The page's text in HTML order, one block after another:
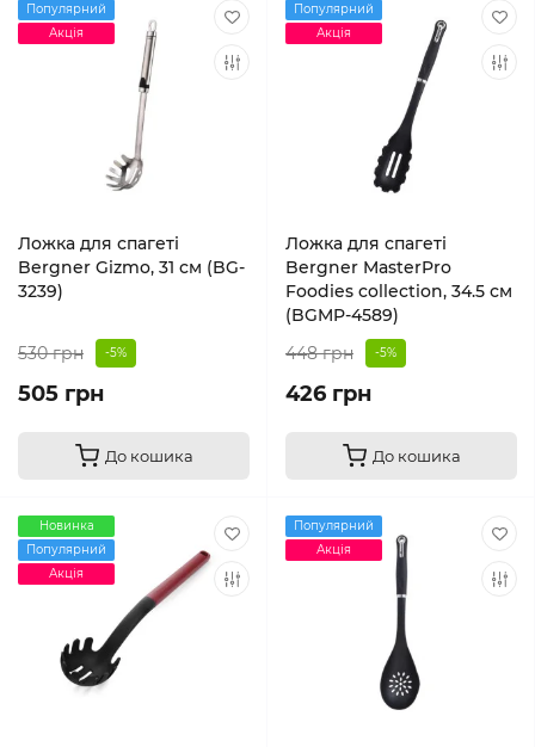
Популярний
Акція
Ложка для спагеті
Bergner Gizmo, 31 см (BG-
3239)
530 грн -5%
505 грн
До кошика
Популярний
Акція
Ложка для спагеті
Bergner MasterPro
Foodies collection, 34.5 см
(BGMP-4589)
448 грн
-5%
426 грн
До кошика
Новинка
Популярний
Акція
Популярний
Акція